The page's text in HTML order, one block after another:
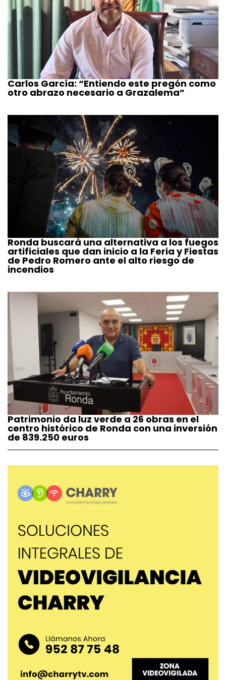
Carlos García: “Entiendo este pregón como
otro abrazo necesario a Grazalema”
Ronda buscará una alternativa a los fuegos
artificiales que dan inicio a la Feria y Fiestas
de Pedro Romero ante el alto riesgo de
incendios
Patrimonio da luz verde a 26 obras en el
centro histórico de Ronda con una inversión
de 839.250 euros